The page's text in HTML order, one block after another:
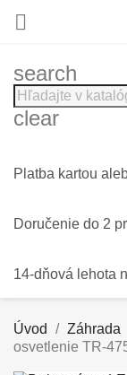

search
clear
Platba kartou
Doručenie do 2
14-dňová lehota
Úvod Záhrada
osvetlenie TR-